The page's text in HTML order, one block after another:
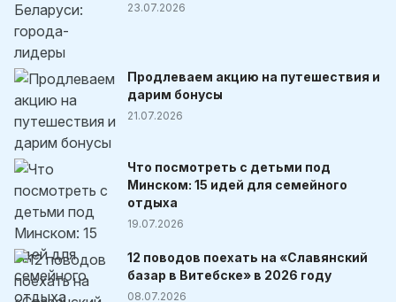
23.07.2026
Продлеваем акцию на путешествия и
дарим бонусы
21.07.2026
Что посмотреть с детьми под
Минском: 15 идей для семейного
отдыха
19.07.2026
12 поводов поехать на «Славянский
базар в Витебске» в 2026 году
08.07.2026